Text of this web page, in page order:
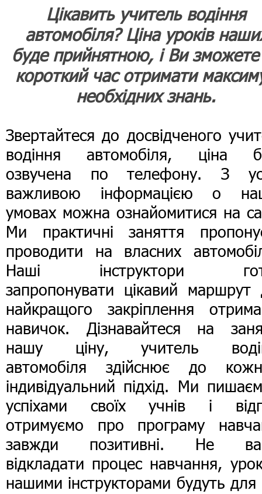
Цікавить учитель водіння
автомобіля? Ціна уроків
буде прийнятною, і Ви зможете
короткий час отримати
необхідних знань.
Звертайтеся до досвідченого
водіння автомобіля, ціна
озвучена по телефону. З
важливою інформацією о
умовах можна ознайомитися на
Ми практичні заняття
проводити на власних
Наші інструктори
запропонувати цікавий маршрут
найкращого закріплення
навичок. Дізнавайтеся на
нашу ціну, учитель
автомобіля здійснює до
індивідуальний підхід. Ми
успіхами своїх учнів і
отримуємо про програму
завжди позитивні. Не
відкладати процес навчання,
нашими інструкторами будуть для